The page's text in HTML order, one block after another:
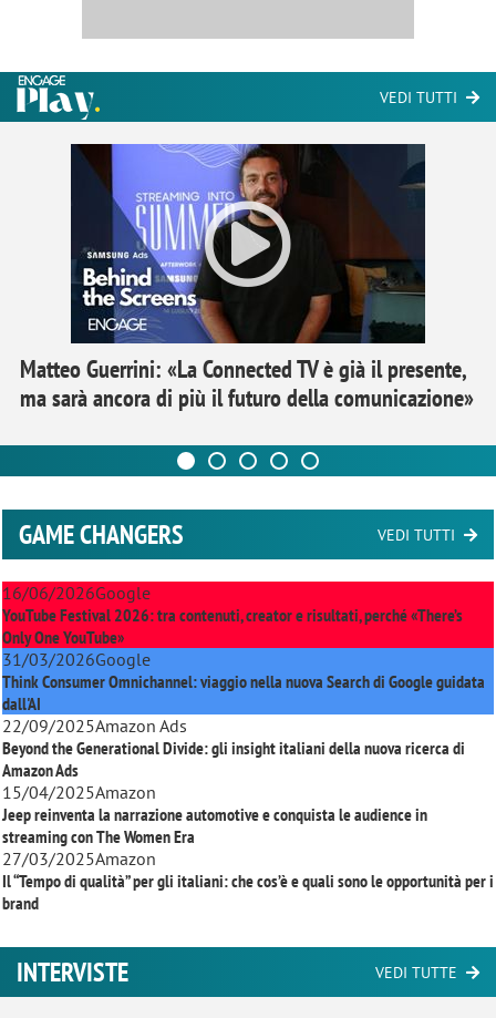
VEDI TUTTI
Matteo Guerrini: «La Connected TV è già il presente,
ma sarà ancora di più il futuro della comunicazione»
GAME CHANGERS VEDI TUTTI
16/06/2026Google
YouTube Festival 2026: tra contenuti, creator e risultati, perché «There’s
Only One YouTube»
31/03/2026Google
Think Consumer Omnichannel: viaggio nella nuova Search di Google guidata
dall'AI
22/09/2025Amazon Ads
Beyond the Generational Divide: gli insight italiani della nuova ricerca di
Amazon Ads
15/04/2025Amazon
Jeep reinventa la narrazione automotive e conquista le audience in
streaming conThe Women Era
27/03/2025Amazon
Il “Tempo di qualità” per gli italiani: che cos’è e quali sono le opportunità per i
brand
INTERVISTE VEDI TUTTE